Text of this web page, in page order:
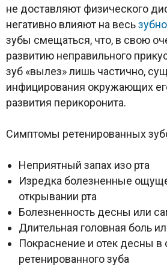
не доставляют физического
негативно влияют на весь
зубы смещаться, что, в свою
развитию неправильного
зуб «вылез» лишь частично,
инфицирования окружающих
развития перикоронита.
Симптомы ретенированных
Неприятный запах изо рта
Изредка болезненные
открывании рта
Болезненность десны или
Длительная головная боль
Покраснение и отек десны в
ретенированного зуба